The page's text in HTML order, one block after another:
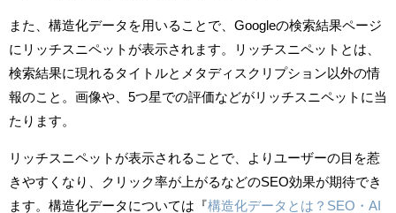
また、構造化データを用いることで、Googleの検索結果ページ
にリッチスニペットが表示されます。リッチスニペットとは、
検索結果に現れるタイトルとメタディスクリプション以外の情
報のこと。画像や、5つ星での評価などがリッチスニペットに当
たります。
リッチスニペットが表示されることで、よりユーザーの目を惹
きやすくなり、クリック率が上がるなどのSEO効果が期待でき
ます。構造化データについては『構造化データとは？SEO・AI